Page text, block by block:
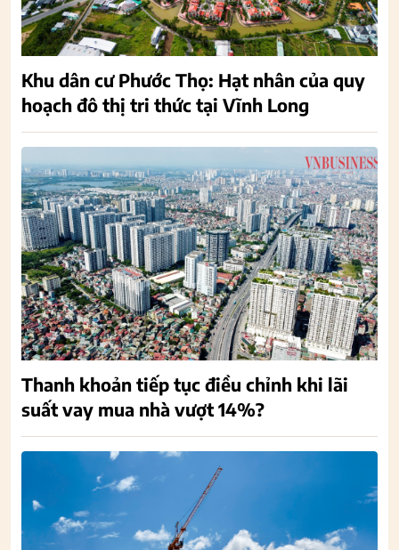
Khu dân cư Phước Thọ: Hạt nhân của quy
hoạch đô thị tri thức tại Vĩnh Long
Thanh khoản tiếp tục điều chỉnh khi lãi
suất vay mua nhà vượt 14%?